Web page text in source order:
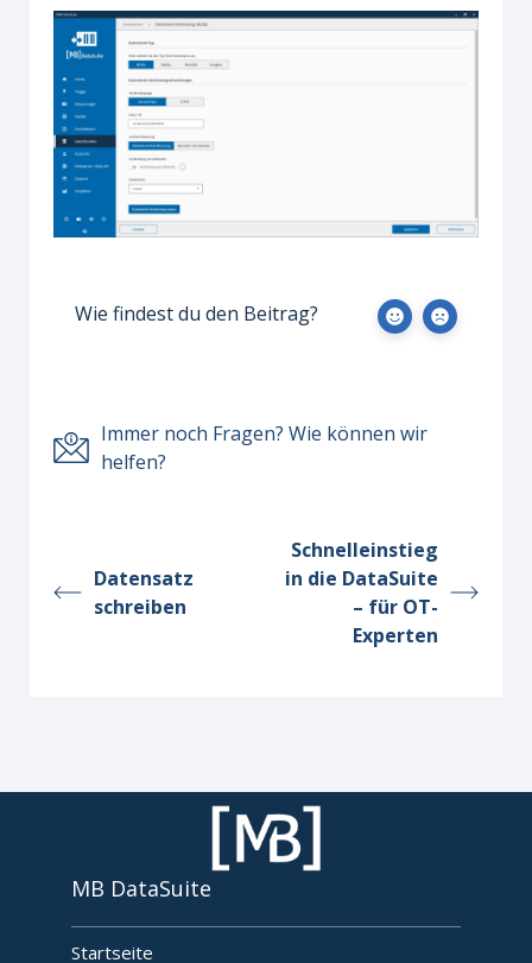
Wie findest du den Beitrag?
Immer noch Fragen? Wie können wir
helfen?
Datensatz
schreiben
Schnelleinstieg
in die DataSuite
– für OT-
Experten
MB DataSuite
Startseite